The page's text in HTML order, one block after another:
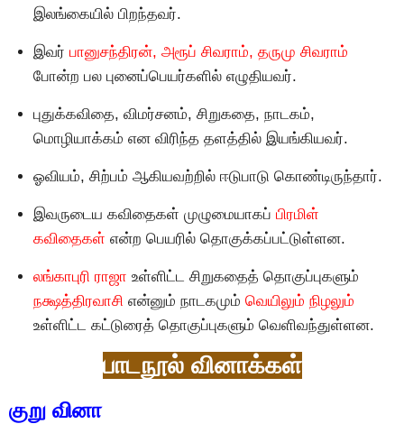
இலங்கையில் பிறந்தவர்.
இவர் பானுசந்திரன், அரூப் சிவராம், தருமு சிவராம்
போன்ற பல புனைப்பெயர்களில் எழுதியவர்.
புதுக்கவிதை, விமர்சனம், சிறுகதை, நாடகம்,
மொழியாக்கம் என விரிந்த தளத்தில் இயங்கியவர்.
ஓவியம், சிற்பம் ஆகியவற்றில் ஈடுபாடு கொண்டிருந்தார்.
இவருடைய கவிதைகள் முழுமையாகப் பிரமிள்
கவிதைகள் என்ற பெயரில் தொகுக்கப்பட்டுள்ளன.
லங்காபுரி ராஜா உள்ளிட்ட சிறுகதைத் தொகுப்புகளும்
நக்ஷத்திரவாசி என்னும் நாடகமும் வெயிலும் நிழலும்
உள்ளிட்ட கட்டுரைத் தொகுப்புகளும் வெளிவந்துள்ளன.
பாடநூல் வினாக்கள்
குறு வினா